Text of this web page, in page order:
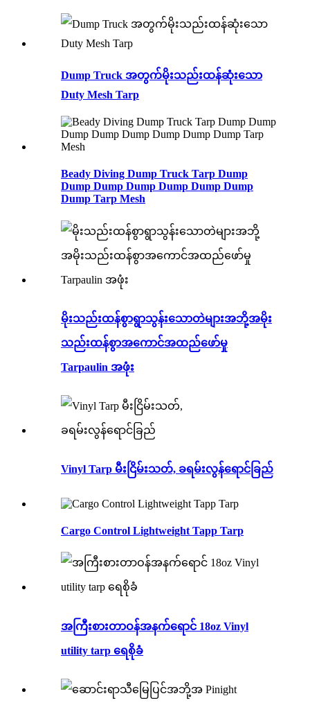
Dump Truck အတွက်မိုးသည်းထန်ဆုံးသော
Duty Mesh Tarp
Beady Diving Dump Truck Tarp Dump
Dump Dump Dump Dump Dump Dump
Dump Tarp Mesh
မိုးသည်းထန်စွာရွာသွန်းသောတဲများအဘို့အမိုး
သည်းထန်စွာအကောင်အထည်ဖော်မှု
Tarpaulin အဖုံး
Vinyl Tarp မီးငြိမ်းသတ်, ခရမ်းလွန်ရောင်ခြည်
Cargo Control Lightweight Tapp Tarp
အကြီးစားတာဝန်အနက်ရောင် 18oz Vinyl
utility tarp ရေစိုခံ